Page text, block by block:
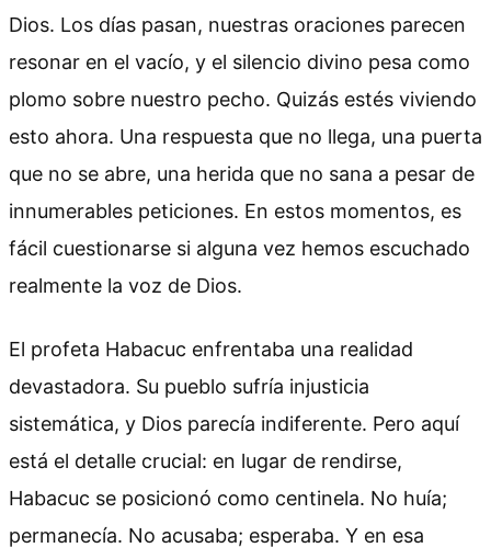
Dios. Los días pasan, nuestras oraciones parecen
resonar en el vacío, y el silencio divino pesa como
plomo sobre nuestro pecho. Quizás estés viviendo
esto ahora. Una respuesta que no llega, una puerta
que no se abre, una herida que no sana a pesar de
innumerables peticiones. En estos momentos, es
fácil cuestionarse si alguna vez hemos escuchado
realmente la voz de Dios.
El profeta Habacuc enfrentaba una realidad
devastadora. Su pueblo sufría injusticia
sistemática, y Dios parecía indiferente. Pero aquí
está el detalle crucial: en lugar de rendirse,
Habacuc se posicionó como centinela. No huía;
permanecía. No acusaba; esperaba. Y en esa